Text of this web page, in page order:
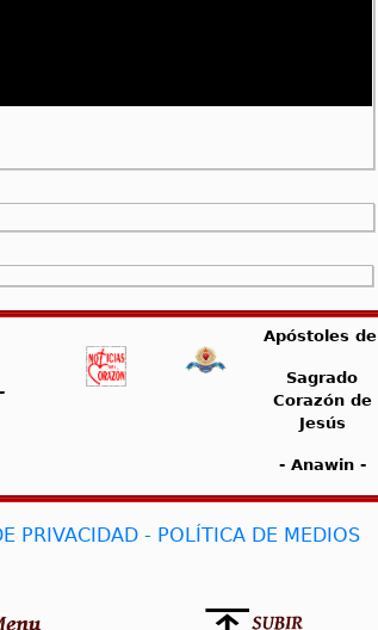
Apóstoles del
Sagrado
Corazón de
Jesús
- Anawin -
PRIVACIDAD - POLÍTICA DE MEDIOS